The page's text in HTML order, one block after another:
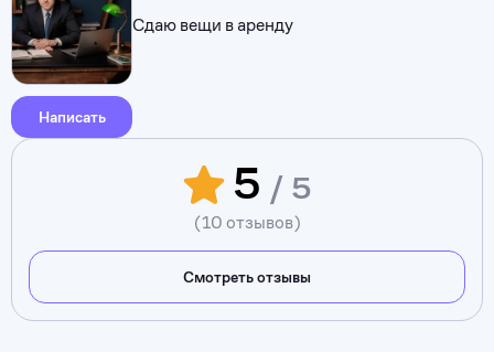
Написать
Сдаю вещи в аренду
5 / 5
(10 отзывов)
Смотреть отзывы